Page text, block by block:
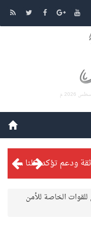
من المعذر إلى المونديال.. رسائل ثقة ودعم تؤكد: كلنا مع الأخضر
الخاصة للأمن